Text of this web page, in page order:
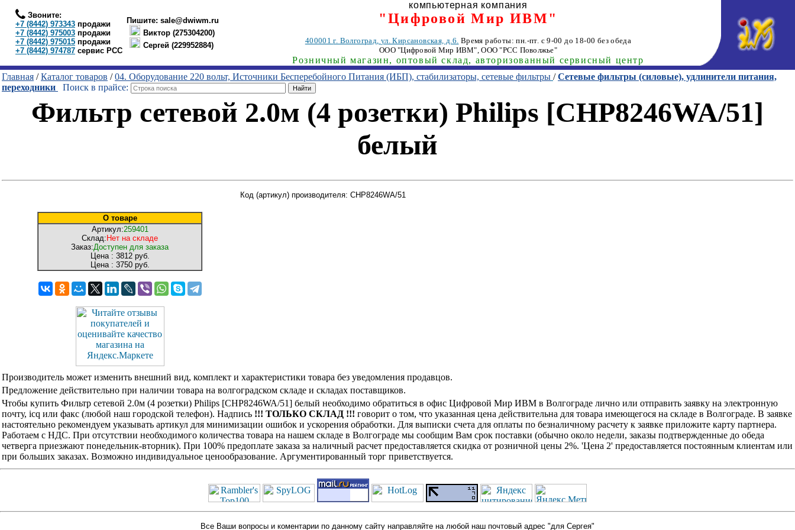
Звоните:
+7 (8442) 973343 продажи
+7 (8442) 975003 продажи
+7 (8442) 975015 продажи
+7 (8442) 974787 сервис РСС
Пишите: sale@dwiwm.ru
Виктор (275304200)
Сергей (229952884)
компьютерная компания
"Цифровой Мир ИВМ"
400001г. Волгоград, ул. Кирсановская, д.6. Время работы: пн.-пт. с 9-00 до 18-00 без обеда
ООО "Цифровой Мир ИВМ", ООО "РСС Поволжье"
Розничный магазин, оптовый склад, авторизованный сервисный центр
Главная /Каталог товаров /04. Оборудование 220 вольт, Источники Бесперебойного Питания (ИБП), стабилизаторы, сетевые фильтры /Сетевые фильтры (силовые), удлинители питания,
переходники
Поиск в прайсе:
Фильтр сетевой 2.0м (4 розетки) Philips [CHP8246WA/51]
белый
О товаре
Артикул:259401
Склад: Нет на складе
Заказ:Доступен для заказа
Цена : 3812 руб.
Цена : 3750 руб.
Код (артикул) производителя: CHP8246WA/51
Производитель может изменить внешний вид, комплект и характеристики товара без уведомления продавцов.
Предложение действительно при наличии товара на волгоградском складе и складах поставщиков.
Чтобы купить Фильтр сетевой 2.0м (4 розетки) Philips [CHP8246WA/51] белый необходимо обратиться в офис Цифровой Мир ИВМ в Волгограде лично или отправить заявку на электронную
почту, icq или факс (любой наш городской телефон). Надпись !!! ТОЛЬКО СКЛАД !!! говорит о том, что указанная цена действительна для товара имеющегося на складе в Волгограде. В заявке
настоятельно рекомендуем указывать артикул для минимизации ошибок и ускорения обработки. Для выписки счета для оплаты по безналичному расчету к заявке приложите карту партнера.
Работаем с НДС. При отсутствии необходимого количества товара на нашем складе в Волгограде мы сообщим Вам срок поставки (обычно около недели, заказы подтвержденные до обеда
четверга приезжают понедельник-вторник). При 100% предоплате заказа за наличный расчет предоставляется скидка от розничной цены 2%. 'Цена 2' предоставляется постоянным клиентам или
при больших заказах. Возможно индивидуальное ценообразование. Аргументированный торг приветствуется.
Все Ваши вопросы и коментарии по данному сайту направляйте на любой наш почтовый адрес "для Сергея"